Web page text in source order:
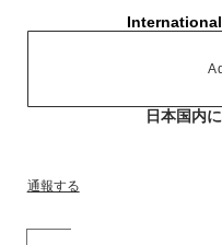
日本国内
通報する